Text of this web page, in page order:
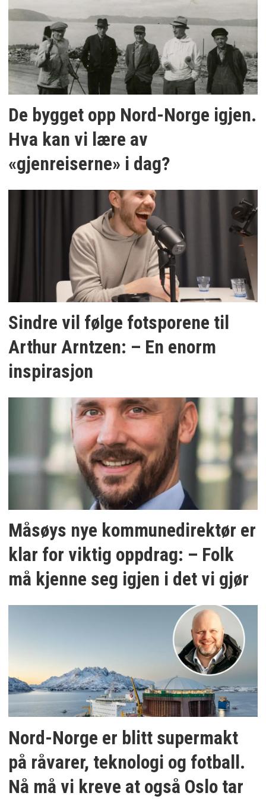
De bygget opp Nord-Norge igjen.
Hva kan vi lære av
«gjenreiserne» i dag?
Sindre vil følge fotsporene til
Arthur Arntzen: – En enorm
inspirasjon
Måsøys nye kommunedirektør er
klar for viktig oppdrag: – Folk
må kjenne seg igjen i det vi gjør
Nord-Norge er blitt supermakt
på råvarer, teknologi og fotball.
Nå må vi kreve at også Oslo tar